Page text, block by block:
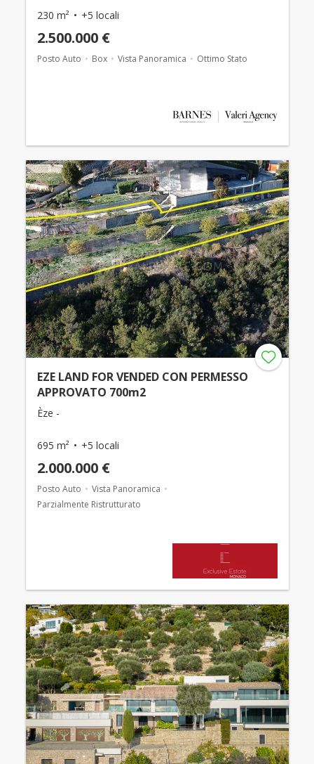
230 m² +5 locali
2.500.000 €
Posto Auto Box Vista Panoramica Ottimo Stato
EZE LAND FOR VENDED CON PERMESSO
APPROVATO 700m2
Èze -
695 m² +5 locali
2.000.000 €
Posto Auto
Vista Panoramica
Parzialmente Ristrutturato